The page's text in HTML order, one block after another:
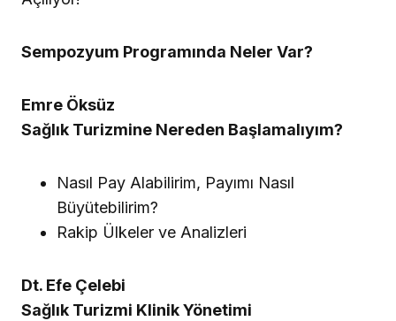
Sempozyum Programında Neler Var?
Emre Öksüz
Sağlık Turizmine Nereden Başlamalıyım?
Nasıl Pay Alabilirim, Payımı Nasıl
Büyütebilirim?
Rakip Ülkeler ve Analizleri
Dt. Efe Çelebi
Sağlık Turizmi Klinik Yönetimi